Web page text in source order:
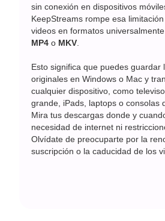
sin conexión en dispositivos
KeepStreams rompe esa
videos en formatos
MP4 o MKV
Esto significa que puedes guardar
originales en Windows o Mac y
cualquier dispositivo, como
grande, iPads, laptops o consolas
Mira tus descargas donde y
necesidad de internet ni
Olvídate de preocuparte por la
suscripción o la caducidad de los